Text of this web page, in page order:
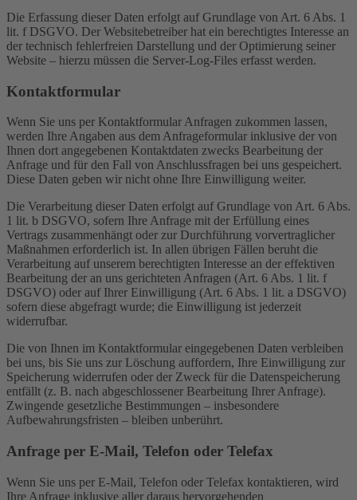
Die Erfassung dieser Daten erfolgt auf Grundlage von Art. 6 Abs. 1
lit. f DSGVO. Der Websitebetreiber hat ein berechtigtes Interesse an
der technisch fehlerfreien Darstellung und der Optimierung seiner
Website – hierzu müssen die Server-Log-Files erfasst werden.
Kontaktformular
Wenn Sie uns per Kontaktformular Anfragen zukommen lassen,
werden Ihre Angaben aus dem Anfrageformular inklusive der von
Ihnen dort angegebenen Kontaktdaten zwecks Bearbeitung der
Anfrage und für den Fall von Anschlussfragen bei uns gespeichert.
Diese Daten geben wir nicht ohne Ihre Einwilligung weiter.
Die Verarbeitung dieser Daten erfolgt auf Grundlage von Art. 6 Abs.
1 lit. b DSGVO, sofern Ihre Anfrage mit der Erfüllung eines
Vertrags zusammenhängt oder zur Durchführung vorvertraglicher
Maßnahmen erforderlich ist. In allen übrigen Fällen beruht die
Verarbeitung auf unserem berechtigten Interesse an der effektiven
Bearbeitung der an uns gerichteten Anfragen (Art. 6 Abs. 1 lit. f
DSGVO) oder auf Ihrer Einwilligung (Art. 6 Abs. 1 lit. a DSGVO)
sofern diese abgefragt wurde; die Einwilligung ist jederzeit
widerrufbar.
Die von Ihnen im Kontaktformular eingegebenen Daten verbleiben
bei uns, bis Sie uns zur Löschung auffordern, Ihre Einwilligung zur
Speicherung widerrufen oder der Zweck für die Datenspeicherung
entfällt (z. B. nach abgeschlossener Bearbeitung Ihrer Anfrage).
Zwingende gesetzliche Bestimmungen – insbesondere
Aufbewahrungsfristen – bleiben unberührt.
Anfrage per E-Mail, Telefon oder Telefax
Wenn Sie uns per E-Mail, Telefon oder Telefax kontaktieren, wird
Ihre Anfrage inklusive aller daraus hervorgehenden